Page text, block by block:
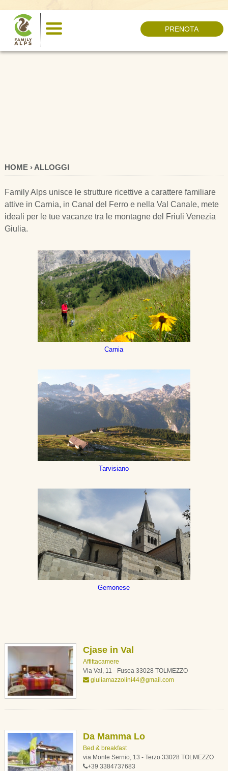
PRENOTA
HOME › ALLOGGI
Family Alps unisce le strutture ricettive a carattere familiare
attive in Carnia, in Canal del Ferro e nella Val Canale, mete
ideali per le tue vacanze tra le montagne del Friuli Venezia
Giulia.
Carnia
Tarvisiano
Gemonese
Cjase in Val
Affittacamere
Via Val, 11 - Fusea 33028 TOLMEZZO
giuliamazzolini44@gmail.com
Da Mamma Lo
Bed & breakfast
via Monte Sernio, 13 - Terzo 33028 TOLMEZZO
+39 3384737683